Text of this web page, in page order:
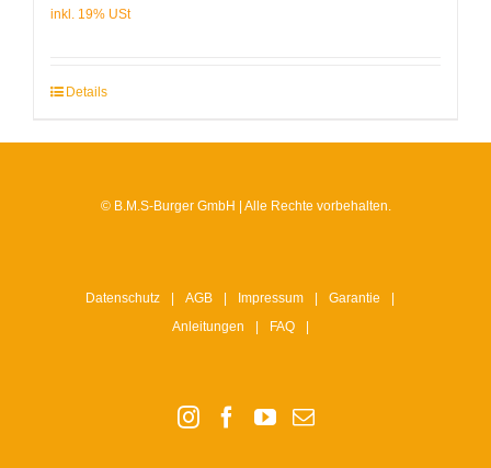
Details
© B.M.S-Burger GmbH | Alle Rechte vorbehalten.
Datenschutz AGB Impressum
Garantie
Anleitungen
FAQ